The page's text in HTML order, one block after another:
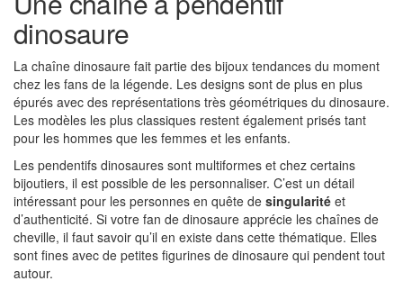
dinosaure
La chaîne dinosaure fait partie des bijoux tendances du moment
chez les fans de la légende. Les designs sont de plus en plus
épurés avec des représentations très géométriques du dinosaure.
Les modèles les plus classiques restent également prisés tant
pour les hommes que les femmes et les enfants.
Les pendentifs dinosaures sont multiformes et chez certains
bijoutiers, il est possible de les personnaliser. C’est un détail
intéressant pour les personnes en quête de singularité et
d’authenticité. Si votre fan de dinosaure apprécie les chaînes de
cheville, il faut savoir qu’il en existe dans cette thématique. Elles
sont fines avec de petites figurines de dinosaure qui pendent tout
autour.